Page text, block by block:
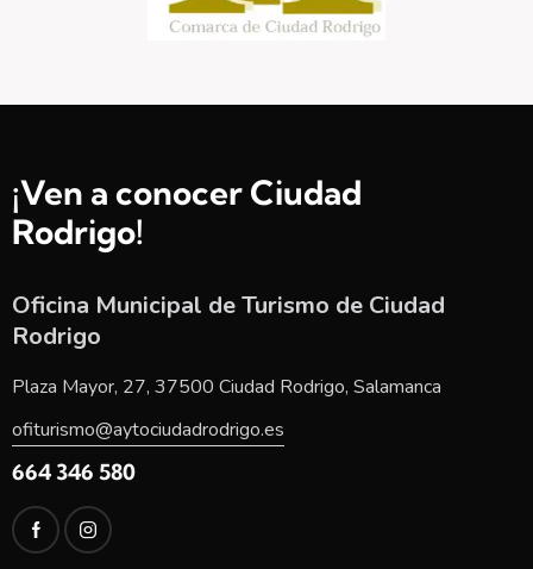
¡Ven a conocer Ciudad
Rodrigo!
Oficina Municipal de Turismo de Ciudad
Rodrigo
Plaza Mayor, 27, 37500 Ciudad Rodrigo, Salamanca
ofiturismo@aytociudadrodrigo.es
664 346 580